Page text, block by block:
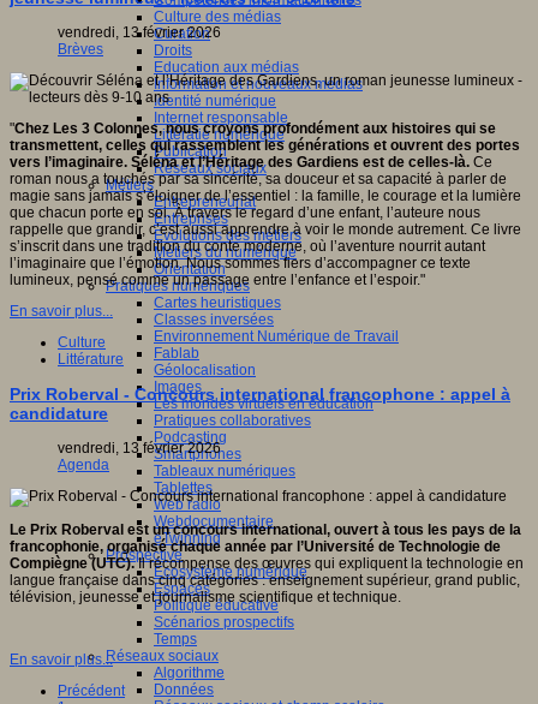
Culture des médias
Curation
Droits
Education aux médias
Information et nouveaux médias
Identité numérique
Internet responsable
Littératie numérique
Publication
Réseaux sociaux
Métiers
Entrepreneuriat
Entreprises
Evolutions des métiers
Métiers du numérique
Orientation
Pratiques numériques
Cartes heuristiques
Classes inversées
Environnement Numérique de Travail
Fablab
Géolocalisation
Images
Les mondes virtuels en éducation
Pratiques collaboratives
Podcasting
Smartphones
Tableaux numériques
Tablettes
Web radio
Webdocumentaire
eTwinning
Prospective
Ecosystème numérique
Espaces
Politique éducative
Scénarios prospectifs
Temps
Réseaux sociaux
Algorithme
Données
vendredi, 13 février 2026
Brèves
"Chez Les 3 Colonnes, nous croyons profondément aux histoires qui se
transmettent, celles qui rassemblent les générations et ouvrent des portes
vers l’imaginaire. Séléna et l’Héritage des Gardiens est de celles-là. Ce
roman nous a touchés par sa sincérité, sa douceur et sa capacité à parler de
magie sans jamais s’éloigner de l’essentiel : la famille, le courage et la lumière
que chacun porte en soi. À travers le regard d’une enfant, l’auteure nous
rappelle que grandir, c’est aussi apprendre à voir le monde autrement. Ce livre
s’inscrit dans une tradition du conte moderne, où l’aventure nourrit autant
l’imaginaire que l’émotion. Nous sommes fiers d’accompagner ce texte
lumineux, pensé comme un passage entre l’enfance et l’espoir."
En savoir plus...
Culture
Littérature
Prix Roberval - Concours international francophone : appel à
candidature
vendredi, 13 février 2026
Agenda
Le Prix Roberval est un concours international, ouvert à tous les pays de la
francophonie, organisé chaque année par l’Université de Technologie de
Compiègne (UTC).Il récompense des œuvres qui expliquent la technologie en
langue française dans cinq catégories : enseignement supérieur, grand public,
télévision, jeunesse et journalisme scientifique et technique.
En savoir plus...
Précédent